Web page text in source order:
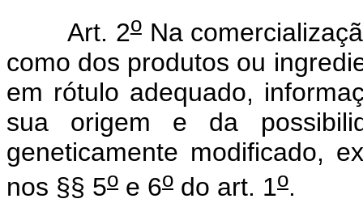
Art. 2oNa
como dos produtos ou
em rótulo adequado,
sua origem e da
geneticamente modificado,
nos §§ 5o e 6o do art. 1o.